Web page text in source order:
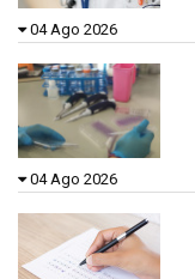
04 Ago 2026
04 Ago 2026